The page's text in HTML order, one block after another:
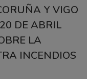
Y VIGO
DE ABRIL
LA
INCENDIOS